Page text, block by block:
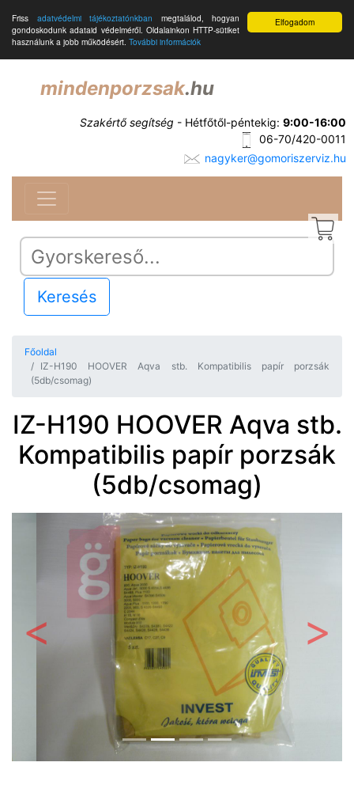
Elfogadom
Friss adatvédelmi tájékoztatónkban megtalálod, hogyan
gondoskodunk adataid védelméről. Oldalainkon HTTP-sütiket
használunk a jobb működésért. További információk
mindenporzsak.hu
Szakértő segítség - Hétfőtől-péntekig: 9:00-16:00
06-70/420-0011
nagyker@gomoriszerviz.hu
Keresés
Főoldal
IZ-H190 HOOVER Aqva stb. Kompatibilis papír porzsák
(5db/csomag)
IZ-H190 HOOVER Aqva stb.
Kompatibilis papír porzsák
(5db/csomag)
Előző